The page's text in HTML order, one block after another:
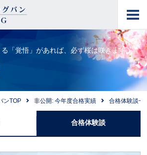
BIG BANG
ンTOP 非公開: 今年度合格実績 合格体験談一
「覚悟」があれば、必ず桜は咲きます。
合格体験談